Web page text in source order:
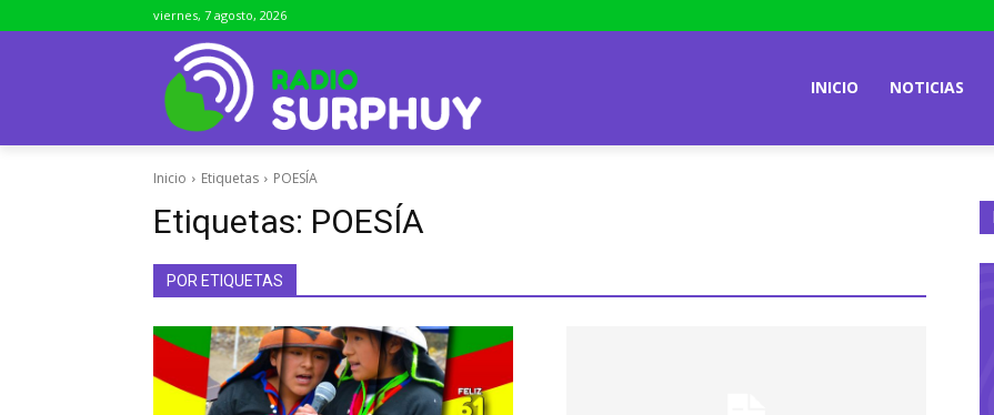
viernes, 7 agosto, 2026
INICIO NOTICIAS
Inicio Etiquetas POESÍA
Etiquetas: POESÍA
POR ETIQUETAS